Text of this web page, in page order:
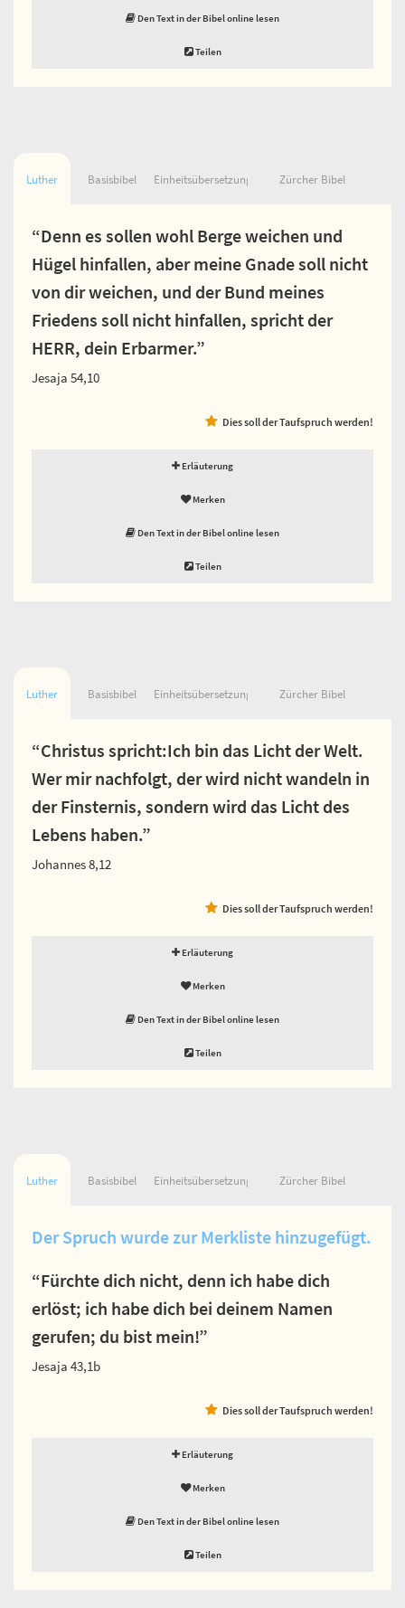
Den Text in der Bibel online lesen
Teilen
Luther Basisbibel Einheitsübersetzung Zürcher Bibel
“Denn es sollen wohl Berge weichen und
Hügel hinfallen, aber meine Gnade soll nicht
von dir weichen, und der Bund meines
Friedens soll nicht hinfallen, spricht der
HERR, dein Erbarmer.”
Jesaja 54,10
Dies soll der Taufspruch werden!
Erläuterung
Merken
Den Text in der Bibel online lesen
Teilen
Luther Basisbibel Einheitsübersetzung Zürcher Bibel
“Christus spricht:Ich bin das Licht der Welt.
Wer mir nachfolgt, der wird nicht wandeln in
der Finsternis, sondern wird das Licht des
Lebens haben.”
Johannes 8,12
Dies soll der Taufspruch werden!
Erläuterung
Merken
Den Text in der Bibel online lesen
Teilen
Luther Basisbibel Einheitsübersetzung Zürcher Bibel
Der Spruch wurde zur Merkliste hinzugefügt.
“Fürchte dich nicht, denn ich habe dich
erlöst; ich habe dich bei deinem Namen
gerufen; du bist mein!”
Jesaja 43,1b
Dies soll der Taufspruch werden!
Erläuterung
Merken
Den Text in der Bibel online lesen
Teilen